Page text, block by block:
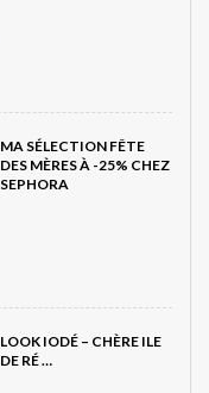
MA SÉLECTION FÊTE
DES MÈRES À -25% CHEZ
SEPHORA
LOOK IODÉ – CHÈRE ILE
DE RÉ …